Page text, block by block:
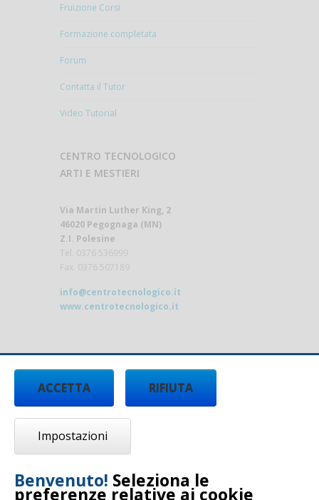
Fruizione Corsi
Formazione completata
Forum
Contatta il Tutor
Video Tutorial
CENTRO TECNOLOGICO
ARTI E MESTIERI
Via Martin Luther King, 2
46020 Pegognaga (MN)
Z.I. Polesine
Tel. 0376 536999
Fax. 0376 507189
info@centrotecnologico.it
www.centrotecnologico.it
RIFIUTA
ACCETTA
Impostazioni
Benvenuto! Seleziona le
preferenze relative ai cookie